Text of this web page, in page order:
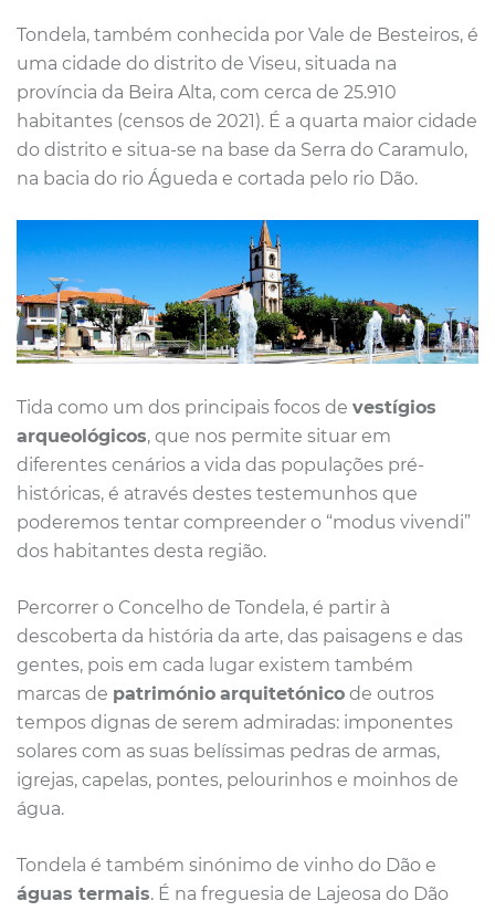
Tondela, também conhecida por Vale de Besteiros, é
uma cidade do distrito de Viseu, situada na
província da Beira Alta, com cerca de 25.910
habitantes (censos de 2021). É a quarta maior cidade
do distrito e situa-se na base da Serra do Caramulo,
na bacia do rio Águeda e cortada pelo rio Dão.
Tida como um dos principais focos de vestígios
arqueológicos, que nos permite situar em
diferentes cenários a vida das populações pré-
históricas, é através destes testemunhos que
poderemos tentar compreender o “modus vivendi”
dos habitantes desta região.
Percorrer o Concelho de Tondela, é partir à
descoberta da história da arte, das paisagens e das
gentes, pois em cada lugar existem também
marcas de património arquitetónico de outros
tempos dignas de serem admiradas: imponentes
solares com as suas belíssimas pedras de armas,
igrejas, capelas, pontes, pelourinhos e moinhos de
água.
Tondela é também sinónimo de vinho do Dão e
águas termais. É na freguesia de Lajeosa do Dão